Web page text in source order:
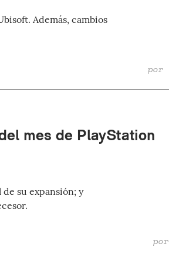
Además, cambios
por
mes de PlayStation
su expansión; y
por